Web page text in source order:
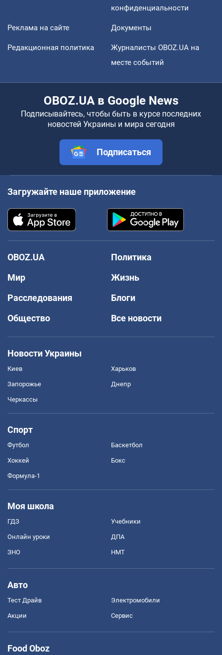
конфиденциальности
Реклама на сайте Документы
Редакционная политика
Журналисты OBOZ.UA на
месте событий
OBOZ.UA в Google News
Подписывайтесь, чтобы быть в курсе последних
новостей Украины и мира сегодня
Подписаться
Загружайте наше приложение
OBOZ.UA
Политика
Мир
Жизнь
Расследования
Блоги
Общество
Все новости
Новости Украины
Киев Харьков
Запорожье Днепр
Черкассы
Спорт
Футбол Баскетбол
Хоккей Бокс
Формула-1
Моя школа
ГДЗ Учебники
Онлайн уроки ДПА
ЗНО НМТ
Авто
Тест Драйв Электромобили
Акции Сервис
Food Oboz